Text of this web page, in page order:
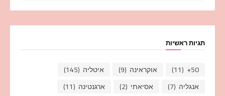
תגיות ראשיות
50+
(11) אוקראינה (9) איטליה (145)
אנגליה (7) אסיאתי (2) ארגנטינה (11)